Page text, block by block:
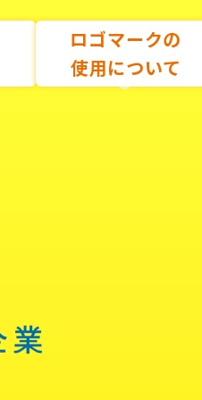
ロゴマークの
使用について